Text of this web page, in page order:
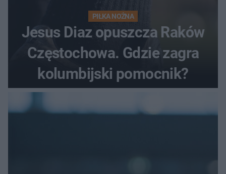
PIŁKA NOŻNA
Jesus Diaz opuszcza Raków
Częstochowa. Gdzie zagra
kolumbijski pomocnik?